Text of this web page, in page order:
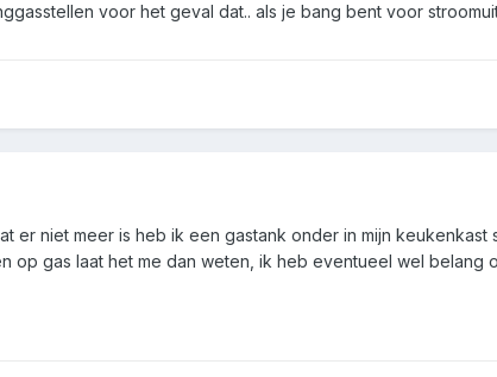
voor het geval dat.. als je bang bent voor
er niet meer is heb ik een gastank onder in mijn keukenkast
op gas laat het me dan weten, ik heb eventueel wel